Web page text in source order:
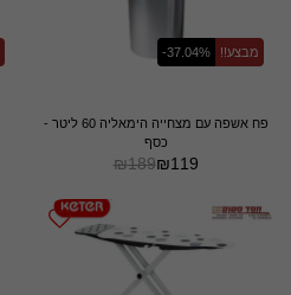
מבצע!! -37.04%
פח אשפה עם מצחייה הימאליה 60 ליטר -
כסף
₪189₪119